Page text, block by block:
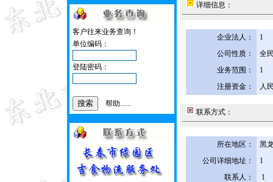
客户往来业务查询！
单位编码：
登陆密码：
帮助......
详细信息：
企业法人：
1
公司性质：
全
业务范围：
1
注册资金：
人
联系方式：
所在地区：
黑
公司详细地址：
1
联系人：
1